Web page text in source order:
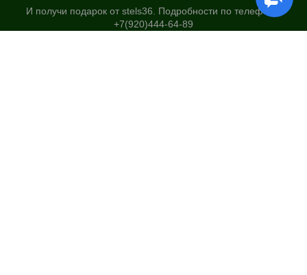
И получи подарок от stels36. Подробности по телефону:
+7(920)444-64-89